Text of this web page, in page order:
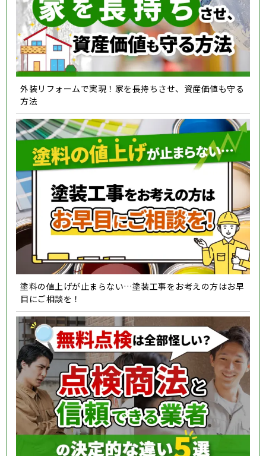
外装リフォームで実現！家を長持ちさせ、資産価値も守る
方法
塗料の値上げが止まらない…塗装工事をお考えの方はお早
目にご相談を！